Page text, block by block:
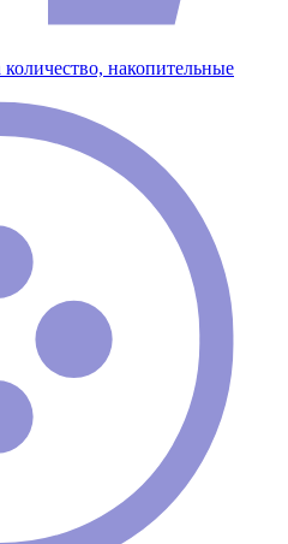
накопительные